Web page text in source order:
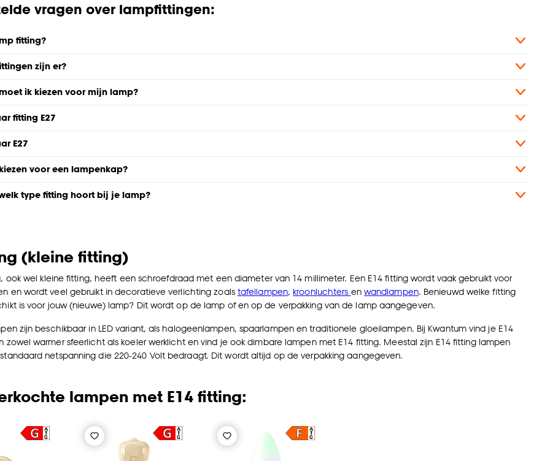
vragen over lampfittingen:
fitting?
zijn er?
ik kiezen voor mijn lamp?
fitting E27
E27
voor een lampenkap?
type fitting hoort bij je lamp?
(kleine fitting)
, ook wel kleine fitting, heeft een schroefdraad met een diameter van 14 millimeter. Een E14 fitting wordt vaak gebruikt voor
en wordt veel gebruikt in decoratieve verlichting zoals tafellampen, kroonluchters en wandlampen. Benieuwd welke fitting
is voor jouw (nieuwe) lamp? Dit wordt op de lamp of en op de verpakking van de lamp aangegeven.
zijn beschikbaar in LED variant, als halogeenlampen, spaarlampen en traditionele gloeilampen. Bij Kwantum vind je E14
zowel warmer sfeerlicht als koeler werklicht en vind je ookdimbare lampenmet E14 fitting. Meestal zijn E14 fitting lampen
netspanning die 220-240 Volt bedraagt. Dit wordt altijd op de verpakking aangegeven.
lampen met E14 fitting: